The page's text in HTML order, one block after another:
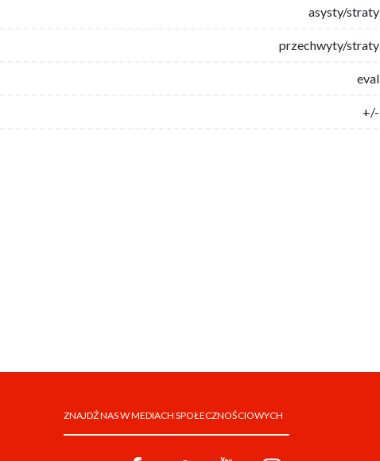
asysty/straty
przechwyty/straty
eval
+/-
ZNAJDŹ NAS W MEDIACH SPOŁECZNOŚCIOWYCH